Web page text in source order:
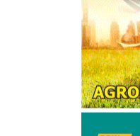
Draminski